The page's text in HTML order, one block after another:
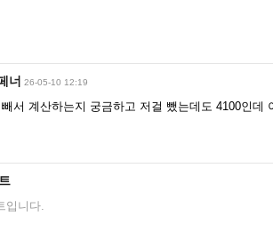
너 26-05-10 12:19
서 계산하는지 궁금하고 저걸 뺐는데도 4100인데
입니다.